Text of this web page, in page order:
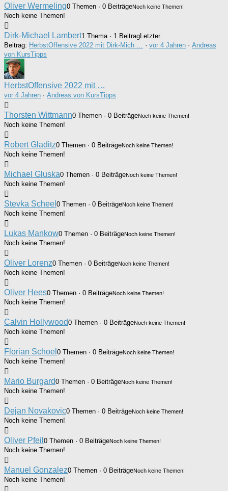
Oliver Wermeling0 Themen · 0 BeiträgeNoch keine Themen!
Noch keine Themen!
Dirk-Michael Lambert1 Thema · 1 BeitragLetzter
Beitrag: HerbstOffensive 2022 mit Dirk-Mich … · vor 4 Jahren · Andreas
von KursTipps
HerbstOffensive 2022 mit …
vor 4 Jahren · Andreas von KursTipps
Thorsten Wittmann0 Themen · 0 BeiträgeNoch keine Themen!
Noch keine Themen!
Robert Gladitz0 Themen · 0 BeiträgeNoch keine Themen!
Noch keine Themen!
Michael Gluska0 Themen · 0 BeiträgeNoch keine Themen!
Noch keine Themen!
Stevka Scheel 0 Themen · 0 BeiträgeNoch keine Themen!
Noch keine Themen!
Lukas Mankow0 Themen · 0 BeiträgeNoch keine Themen!
Noch keine Themen!
Oliver Lorenz0 Themen · 0 BeiträgeNoch keine Themen!
Noch keine Themen!
Oliver Hees0 Themen · 0 BeiträgeNoch keine Themen!
Noch keine Themen!
Calvin Hollywood0 Themen · 0 BeiträgeNoch keine Themen!
Noch keine Themen!
Florian Schoel 0 Themen · 0 BeiträgeNoch keine Themen!
Noch keine Themen!
Mario Burgard0 Themen · 0 BeiträgeNoch keine Themen!
Noch keine Themen!
Dejan Novakovic0 Themen · 0 BeiträgeNoch keine Themen!
Noch keine Themen!
Oliver Pfeil 0 Themen · 0 BeiträgeNoch keine Themen!
Noch keine Themen!
Manuel Gonzalez0 Themen · 0 BeiträgeNoch keine Themen!
Noch keine Themen!